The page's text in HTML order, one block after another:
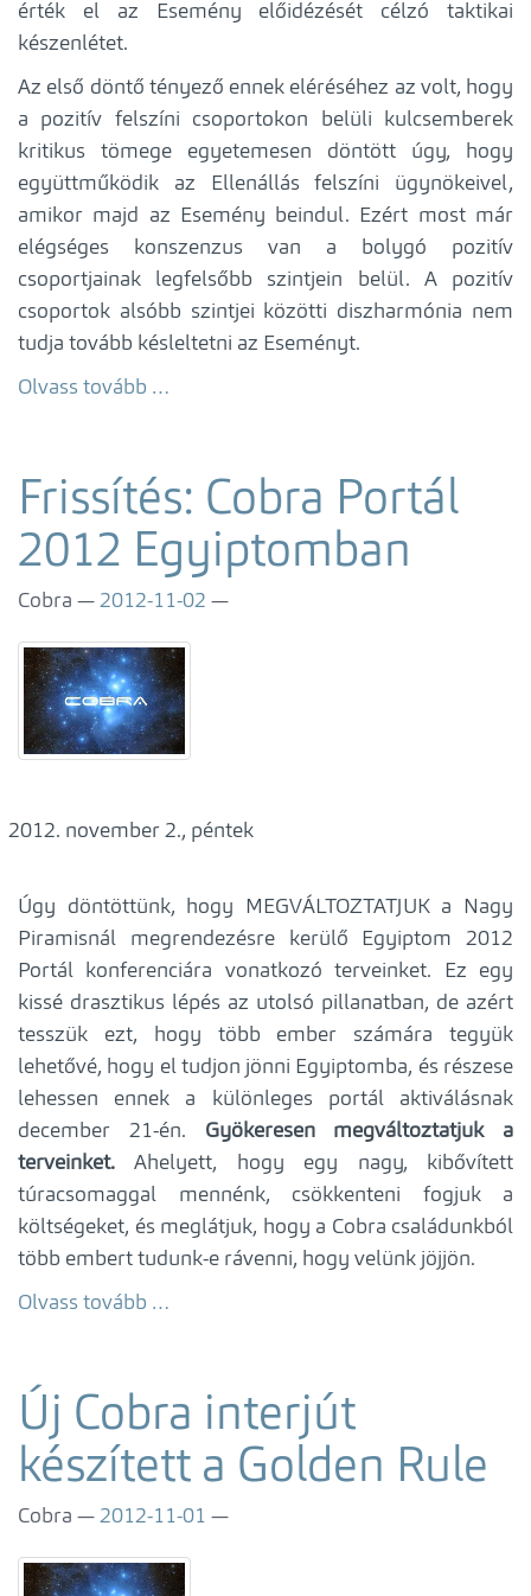
érték el az Esemény előidézését célzó taktikai
készenlétet.
Az első döntő tényező ennek eléréséhez az volt, hogy
a pozitív felszíni csoportokon belüli kulcsemberek
kritikus tömege egyetemesen döntött úgy, hogy
együttműködik az Ellenállás felszíni ügynökeivel,
amikor majd az Esemény beindul. Ezért most már
elégséges konszenzus van a bolygó pozitív
csoportjainak legfelsőbb szintjein belül. A pozitív
csoportok alsóbb szintjei közötti diszharmónia nem
tudja tovább késleltetni az Eseményt.
Olvass tovább …
Frissítés: Cobra Portál
2012 Egyiptomban
Cobra 2012-11-02
november 2., péntek
Úgy döntöttünk, hogy MEGVÁLTOZTATJUK a Nagy
Piramisnál megrendezésre kerülő Egyiptom 2012
Portál konferenciára vonatkozó terveinket. Ez egy
kissé drasztikus lépés az utolsó pillanatban, de azért
tesszük ezt, hogy több ember számára tegyük
lehetővé, hogy el tudjon jönni Egyiptomba, és részese
lehessen ennek a különleges portál aktiválásnak
december 21-én. Gyökeresen megváltoztatjuk a
terveinket. Ahelyett, hogy egy nagy, kibővített
túracsomaggal mennénk, csökkenteni fogjuk a
költségeket, és meglátjuk, hogy a Cobra családunkból
több embert tudunk-e rávenni, hogy velünk jöjjön.
Olvass tovább …
Új Cobra interjút
készített a Golden Rule
Cobra 2012-11-01